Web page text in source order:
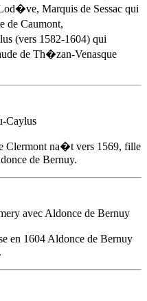
Marquis de Sessac qui
de Caumont,
(vers 1582-1604) qui
de Th�zan-Venasque
Caylus
Clermont na�t vers 1569, fille
de Bernuy.
avec Aldonce de Bernuy
en 1604 Aldonce de Bernuy